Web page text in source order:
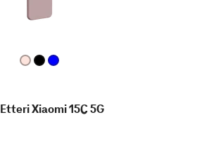
Xiaomi 15C 5G